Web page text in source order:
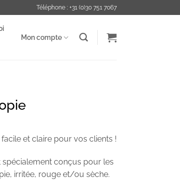
Téléphone : +31 (0)30 751 7067
Mon compte
et claire pour vos clients !
conçus pour les
irritée, rouge et/ou sèche.